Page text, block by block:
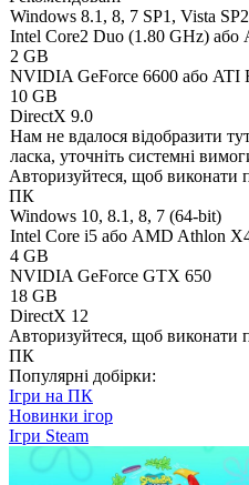
Windows 8.1, 8, 7 SP1, Vista
Intel Core2 Duo (1.80 GHz)
2 GB
NVIDIA GeForce 6600 або ATI
10 GB
DirectX 9.0
Нам не вдалося відобразити
ласка, уточніть системні
Авторизуйтеся, щоб виконати
ПК
Windows 10, 8.1, 8, 7 (64-bit)
Intel Core i5 або AMD Athlon
4 GB
NVIDIA GeForce GTX 650
18 GB
DirectX 12
Авторизуйтеся, щоб виконати
ПК
Популярні добірки:
Ігри на ПК
Новинки ігор
Ігри Steam